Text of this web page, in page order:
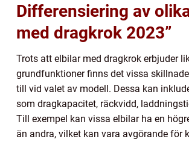
Differensiering av
med dragkrok 2023”
Trots att elbilar med dragkrok erbjuder
grundfunktioner finns det vissa
till vid valet av modell. Dessa kan
som dragkapacitet, räckvidd,
Till exempel kan vissa elbilar ha en
än andra, vilket kan vara avgörande för